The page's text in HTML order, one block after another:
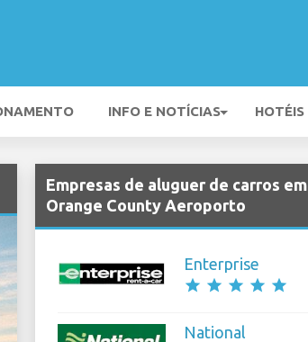
INFO E NOTÍCIAS HOTÉIS
Empresas de aluguer de carros em
Orange County Aeroporto
Enterprise
star star star star star
National